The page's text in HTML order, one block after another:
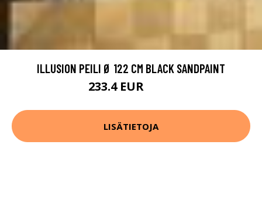
ILLUSION PEILI Ø 122 CM BLACK SANDPAINT
233.4 EUR
LISÄTIETOJA